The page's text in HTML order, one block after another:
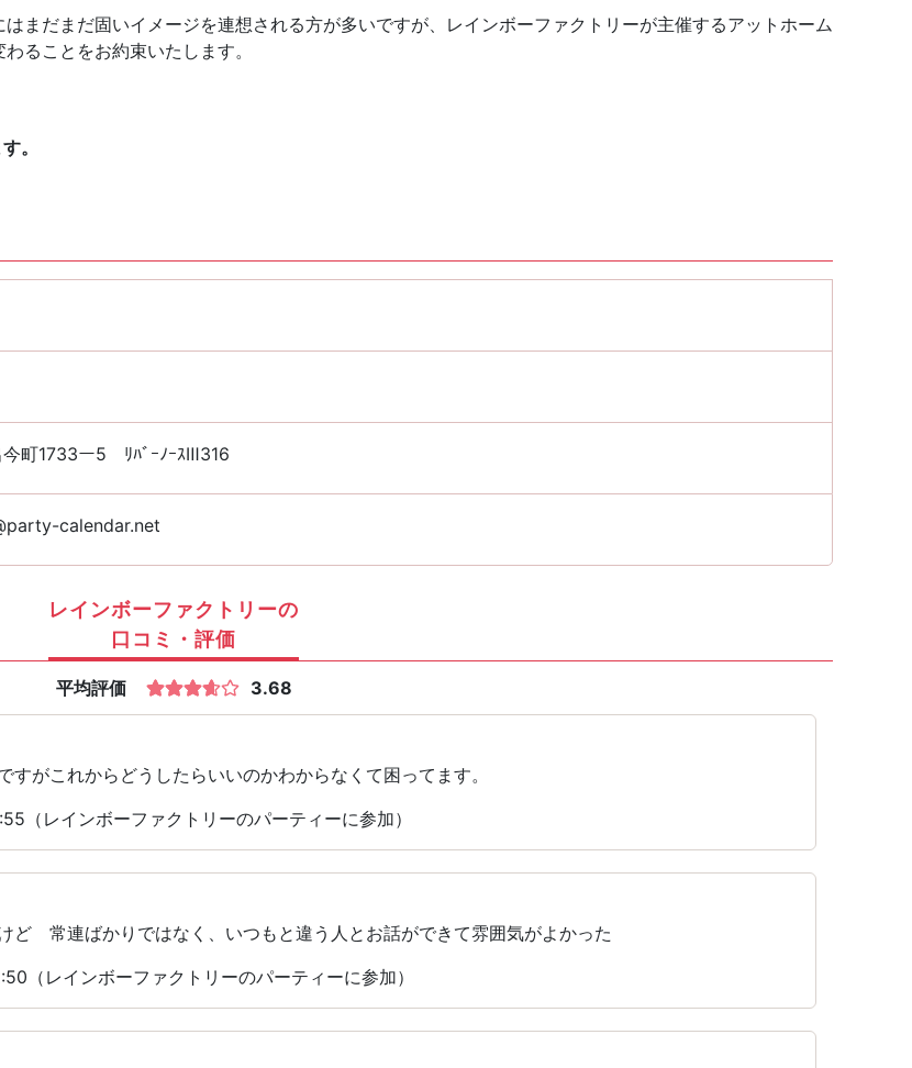
まだまだ固いイメージを連想される方が多いですが、レインボーファクトリーが主催するアットホーム
ることをお約束いたします。
。
今町1733ー5 ﾘﾊﾞｰﾉｰｽⅢ316
calendar.net
レインボーファクトリーの
口コミ・評価
平均評価 3.68
すがこれからどうしたらいいのかわからなくて困ってます。
（レインボーファクトリーのパーティーに参加）
ど 常連ばかりではなく、いつもと違う人とお話ができて雰囲気がよかった
（レインボーファクトリーのパーティーに参加）